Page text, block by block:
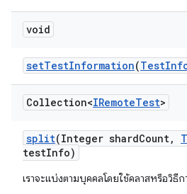
void
setTestInformation(Test
Collection<IRemoteTest>
split(Integer shardCount,
testInfo)
เราจะแบ่งตามบุคคลโดยใช้คลาสหรือวิธี